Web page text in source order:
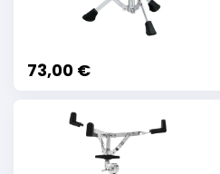
73,00 €